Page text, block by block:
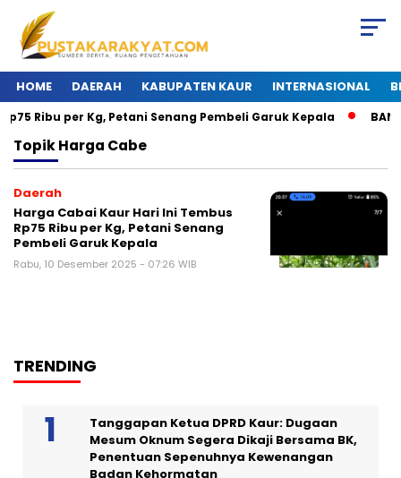
HOME DAERAH KABUPATEN KAUR INTERNASIONAL
Ribu per Kg, Petani Senang Pembeli Garuk Kepala
TopikHarga Cabe
Daerah
Harga Cabai Kaur Hari Ini Tembus
Rp75 Ribu per Kg, Petani Senang
Pembeli Garuk Kepala
Rabu, 10 Desember 2025 - 07:26 WIB
TRENDING
Tanggapan Ketua DPRD Kaur: Dugaan
Mesum Oknum Segera Dikaji Bersama BK,
Penentuan Sepenuhnya Kewenangan
Badan Kehormatan